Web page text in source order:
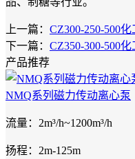
上一篇： CZ300-250-500
下一篇： CZ350-300-500
产品推荐
NMQ系列磁力传动离心泵
流量：2m³/h~1200m³/h
扬程：2m-125m